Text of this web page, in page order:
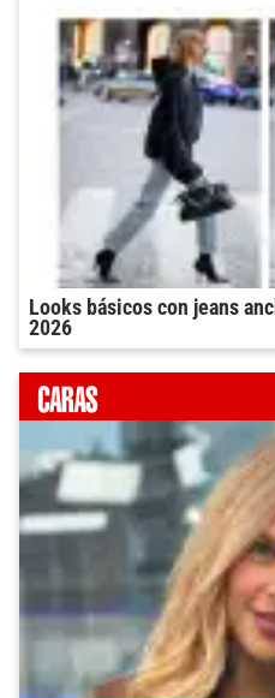
Looks básicos con jeans
2026